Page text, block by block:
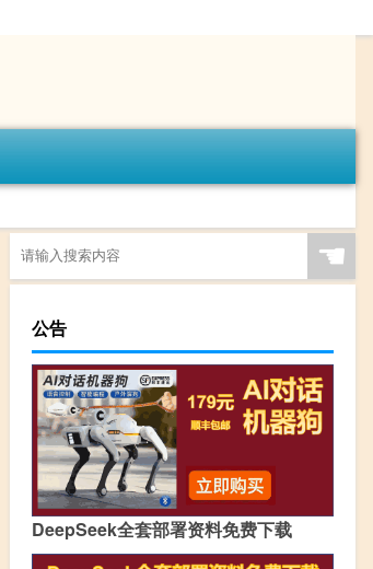
☚
公告
DeepSeek全套部署资料免费下载